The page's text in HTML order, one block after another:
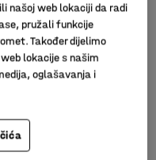
našoj web lokaciji da radi
pružali funkcije
Također dijelimo
lokacije s našim
oglašavanja i